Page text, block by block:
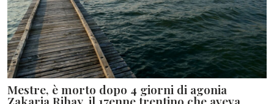
Mestre, è morto dopo 4 giorni di agonia